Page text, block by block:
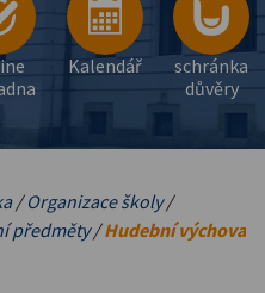
Kalendář
schránka
důvěry
/Organizace školy/
předměty/Hudební výchova